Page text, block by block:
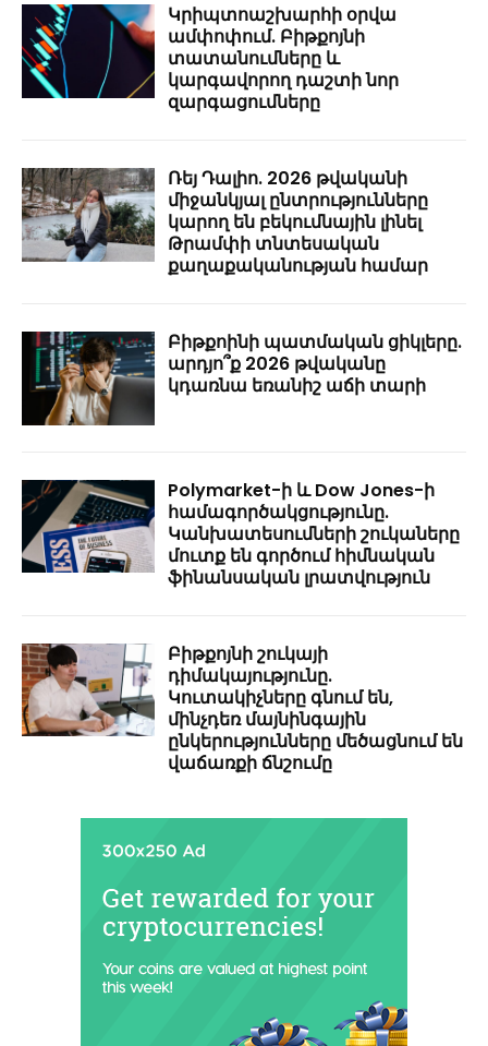
Կրիպտոաշխարհի օրվա
ամփոփում. Բիթքոյնի
տատանումները և
կարգավորող դաշտի նոր
զարգացումները
Ռեյ Դալիո. 2026 թվականի
միջանկյալ ընտրությունները
կարող են բեկումնային լինել
Թրամփի տնտեսական
քաղաքականության համար
Բիթքոինի պատմական ցիկլերը.
արդյո՞ք 2026 թվականը
կդառնա եռանիշ աճի տարի
Polymarket-ի և Dow Jones-ի
համագործակցությունը.
Կանխատեսումների շուկաները
մուտք են գործում հիմնական
ֆինանսական լրատվություն
Բիթքոյնի շուկայի
դիմակայությունը.
Կուտակիչները գնում են,
մինչդեռ մայնինգային
ընկերությունները մեծացնում են
վաճառքի ճնշումը